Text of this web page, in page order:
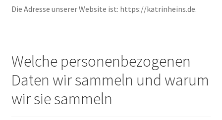
Preise
Die Adresse unserer Website ist: https://katrinheins.de.
Welche personenbezogenen
Daten wir sammeln und warum
wir sie sammeln